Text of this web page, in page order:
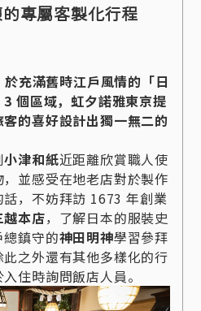
專屬客製化行程
充滿舊時江戶風情的「日
個區域，虹夕諾雅東京提
的喜好設計出獨一無二的
小津和紙近距離欣賞職人使
並感受在地老店對於製作
，不妨拜訪 1673 年創業
越本店，了解日本的服裝史
鎮守的神田明神學習參拜
之外還有其他多樣化的行
住時詢問飯店人員。